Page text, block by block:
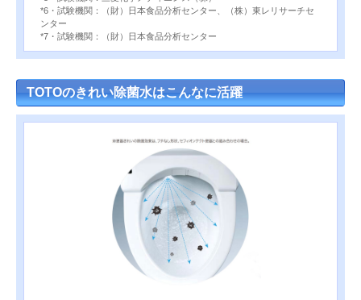
*6・試験機関：（財）日本食品分析センター、（株）東レリサーチセ
ンター
*7・試験機関：（財）日本食品分析センター
TOTOのきれい除菌水はこんなに活躍